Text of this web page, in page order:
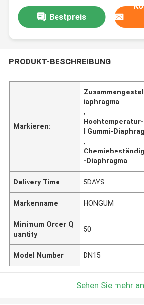
Bestpreis
PRODUKT-BESCHREIBUNG
Markieren:
iaphragma
,
l Gummi-
,
-Diaphragma
Delivery Time 5DAYS
Markenname HONGUM
Minimum Order Q
uantity
50
Model Number DN15
Sehen Sie mehr an